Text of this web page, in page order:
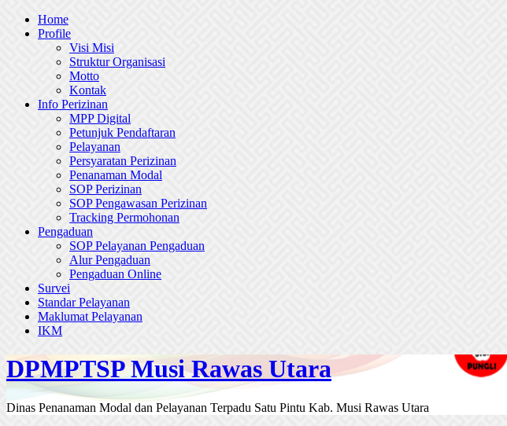
Skip
Home
Profile
Visi Misi
Struktur Organisasi
Motto
Kontak
Info Perizinan
MPP Digital
Petunjuk Pendaftaran
Pelayanan
Persyaratan Perizinan
Penanaman Modal
SOP Perizinan
SOP Pengawasan Perizinan
Tracking Permohonan
Pengaduan
SOP Pelayanan Pengaduan
Alur Pengaduan
Pengaduan Online
Survei
Standar Pelayanan
Maklumat Pelayanan
IKM
DPMPTSP Musi Rawas Utara
Dinas Penanaman Modal dan Pelayanan Terpadu Satu Pintu Kab. Musi Rawas Utara